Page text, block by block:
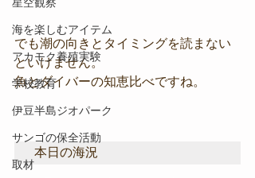
海を楽しむアイテム
アカモク養殖実験
学校教育
伊豆半島ジオパーク
サンゴの保全活動
取材
でも潮の向きとタイミングを読まない
といけません。
魚とダイバーの知恵比べですね。
本日の海況